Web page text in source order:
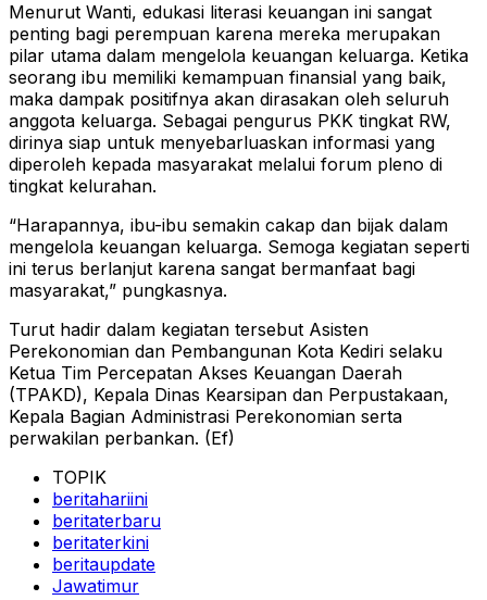
Menurut Wanti, edukasi literasi keuangan ini sangat
penting bagi perempuan karena mereka merupakan
pilar utama dalam mengelola keuangan keluarga. Ketika
seorang ibu memiliki kemampuan finansial yang baik,
maka dampak positifnya akan dirasakan oleh seluruh
anggota keluarga. Sebagai pengurus PKK tingkat RW,
dirinya siap untuk menyebarluaskan informasi yang
diperoleh kepada masyarakat melalui forum pleno di
tingkat kelurahan.
“Harapannya, ibu-ibu semakin cakap dan bijak dalam
mengelola keuangan keluarga. Semoga kegiatan seperti
ini terus berlanjut karena sangat bermanfaat bagi
masyarakat,” pungkasnya.
Turut hadir dalam kegiatan tersebut Asisten
Perekonomian dan Pembangunan Kota Kediri selaku
Ketua Tim Percepatan Akses Keuangan Daerah
(TPAKD), Kepala Dinas Kearsipan dan Perpustakaan,
Kepala Bagian Administrasi Perekonomian serta
perwakilan perbankan. (Ef)
TOPIK
beritahariini
beritaterbaru
beritaterkini
beritaupdate
Jawatimur